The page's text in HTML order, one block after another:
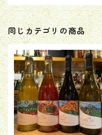
同じカテゴリの商品